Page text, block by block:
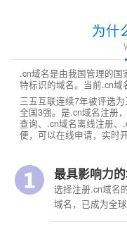
为什
.cn域名是由我国管理的
特标识的域名。当前.cn域
三五互联连续7年被评选
全国3强。是.cn域名注册
查询、.cn域名离线注册、
便，可以在线申请，实时开
最具影响力
选择注册.cn域名
域名，已成为全